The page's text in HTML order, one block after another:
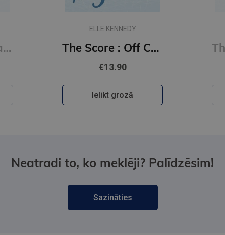
The Deal : Off Campus Series #1
ELLE KENNEDY
The Score : Off Campus Series #3
€13.90
Ielikt grozā
Neatradi to, ko meklēji? Palīdzēsim!
Sazināties